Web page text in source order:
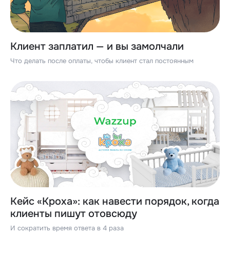
Клиент заплатил — и вы замолчали
Что делать после оплаты, чтобы клиент стал постоянным
Кейс «Кроха»: как навести порядок, когда
клиенты пишут отовсюду
И сократить время ответа в 4 раза